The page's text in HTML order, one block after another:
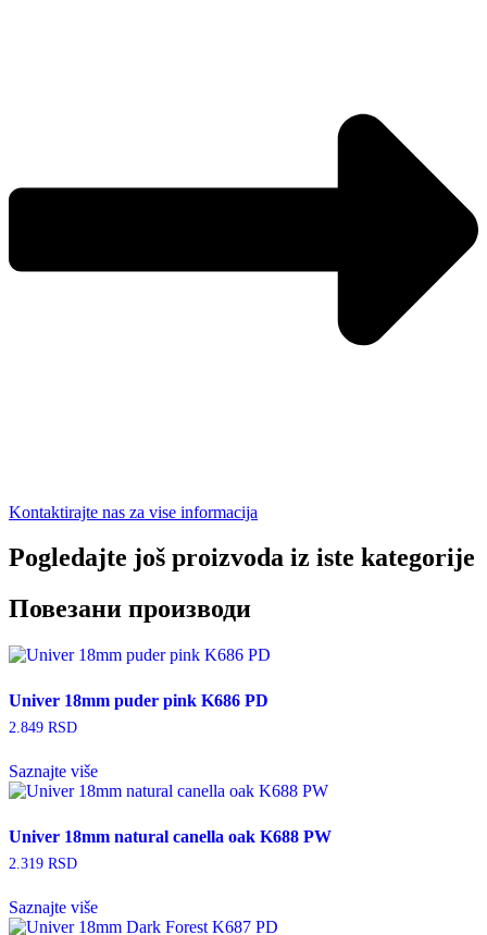
Kontaktirajte nas za vise informacija
Pogledajte još proizvoda iz iste kategorije
Повезани производи
Univer 18mm puder pink K686 PD
2.849 RSD
Saznajte više
Univer 18mm natural canella oak K688 PW
2.319 RSD
Saznajte više